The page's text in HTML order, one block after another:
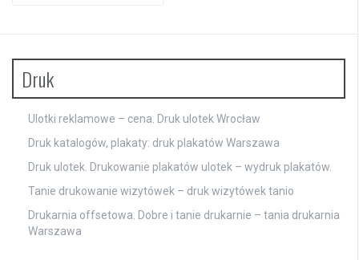
Druk
Ulotki reklamowe – cena. Druk ulotek Wrocław
Druk katalogów, plakaty: druk plakatów Warszawa
Druk ulotek. Drukowanie plakatów ulotek – wydruk plakatów.
Tanie drukowanie wizytówek – druk wizytówek tanio
Drukarnia offsetowa. Dobre i tanie drukarnie – tania drukarnia
Warszawa